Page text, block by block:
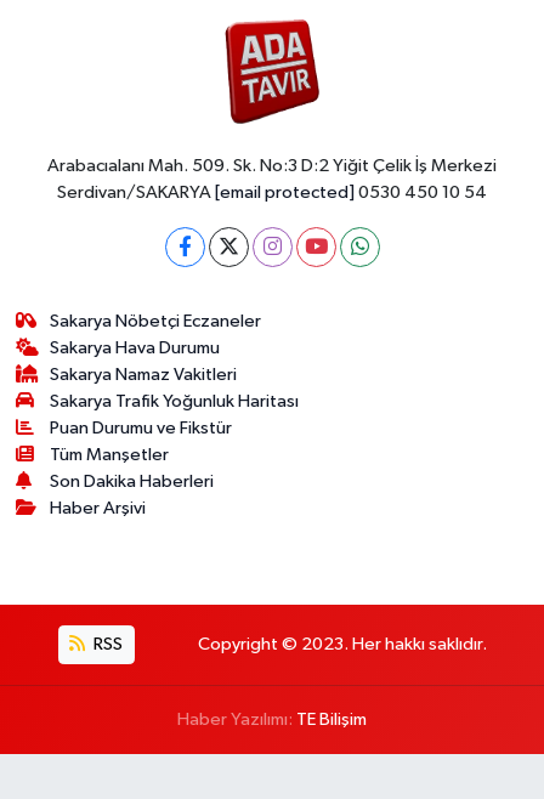
Karaman Mahallesi, Cahit Kıraç Caddesi No:31 16 Adapazarı Sakarya
Yol Tarifi Al
Arabacıalanı Mah. 509. Sk. No:3 D:2 Yiğit Çelik İş Merkezi
Serdivan/SAKARYA [email protected] 0530 450 10 54
Sakarya Nöbetçi Eczaneler
Sakarya Hava Durumu
Sakarya Namaz Vakitleri
Sakarya Trafik Yoğunluk Haritası
Puan Durumu ve Fikstür
Tüm Manşetler
Son Dakika Haberleri
Haber Arşivi
RSS Copyright © 2023. Her hakkı saklıdır.
Haber Yazılımı: TE Bilişim